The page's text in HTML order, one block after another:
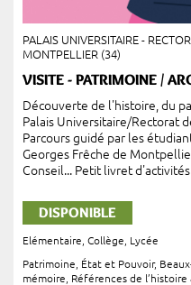
PALAIS UNIVERSITAIRE -
MONTPELLIER (34)
VISITE - PATRIMOINE /
Découverte de l'histoire, du
Palais Universitaire/Rectorat
Parcours guidé par les
Georges Frêche de
Conseil... Petit livret
DISPONIBLE
Elémentaire Collège
Lycée
Patrimoine, État et Pouvoir,
mémoire
Références de